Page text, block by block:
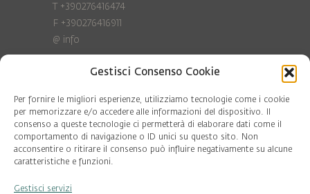
Gestisci Consenso Cookie
Per fornire le migliori esperienze, utilizziamo tecnologie come i cookie
per memorizzare e/o accedere alle informazioni del dispositivo. Il
consenso a queste tecnologie ci permetterà di elaborare dati come il
comportamento di navigazione o ID unici su questo sito. Non
acconsentire o ritirare il consenso può influire negativamente su alcune
caratteristiche e funzioni.
Gestisci servizi
T +390276416474
F +390276416911
@ info
Privacy Policy
Cookie policy
COD. FISC. 97081560159
P.IVA 06375640965
© Pool Ambiente 2026
DESIGN & DEVELOPMENT by